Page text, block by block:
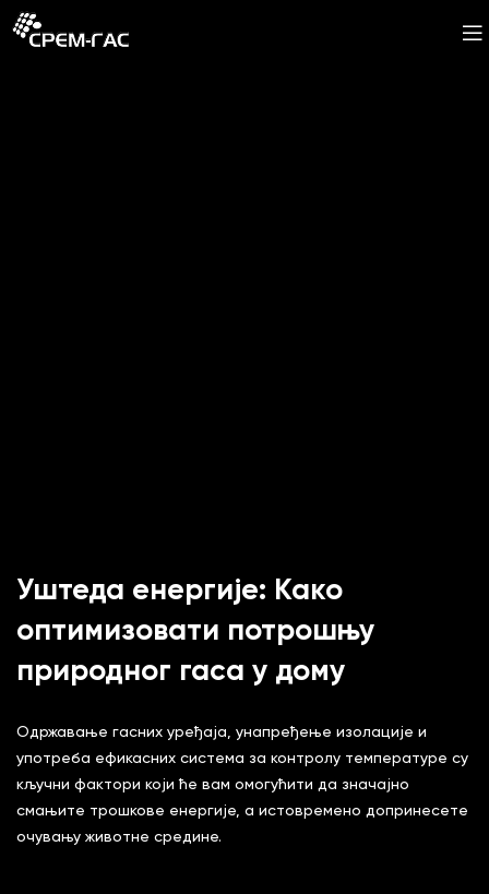
Уштеда енергије: Како
оптимизовати потрошњу
природног гаса у дому
Одржавање гасних уређаја, унапређење изолације и
употреба ефикасних система за контролу температуре су
кључни фактори који ће вам омогућити да значајно
смањите трошкове енергије, а истовремено допринесете
очувању животне средине.